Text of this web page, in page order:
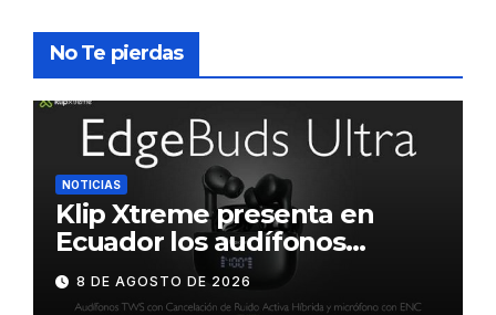
No Te pierdas
NOTICIAS
Klip Xtreme presenta en
Ecuador los audífonos
DynaBuds con sonido
inteligente y control táctil
8 DE AGOSTO DE 2026